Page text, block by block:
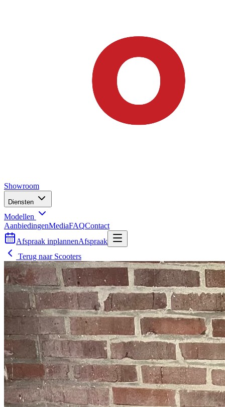
Showroom
Diensten
Modellen
AanbiedingenMediaFAQContact
Afspraak inplannenAfspraak
Terug naar Scooters